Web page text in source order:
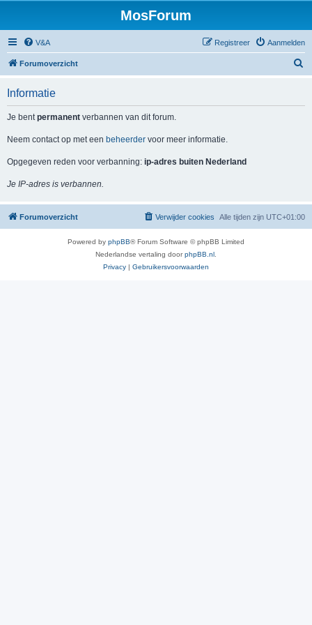
MosForum
V&A Aanmelden
Registreer
Forumoverzicht
Informatie
Je bentpermanent verbannen van dit forum.
Neem contact op met een beheerder voor meer informatie.
Opgegeven reden voor verbanning: ip-adres buiten Nederland
Je IP-adres is verbannen.
Forumoverzicht Alle tijden zijn UTC+01:00
Verwijder cookies
Powered by phpBB® Forum Software © phpBB Limited
Nederlandse vertaling doorphpBB.nl
Privacy | Gebruikersvoorwaarden